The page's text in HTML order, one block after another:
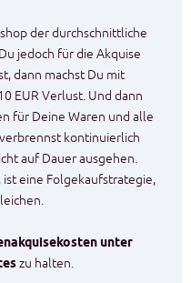
der durchschnittliche
jedoch für die Akquise
dann machst Du mit
EUR Verlust. Und dann
für Deine Waren und alle
kontinuierlich
auf Dauer ausgehen.
eine Folgekaufstrategie,
unter
zu halten.